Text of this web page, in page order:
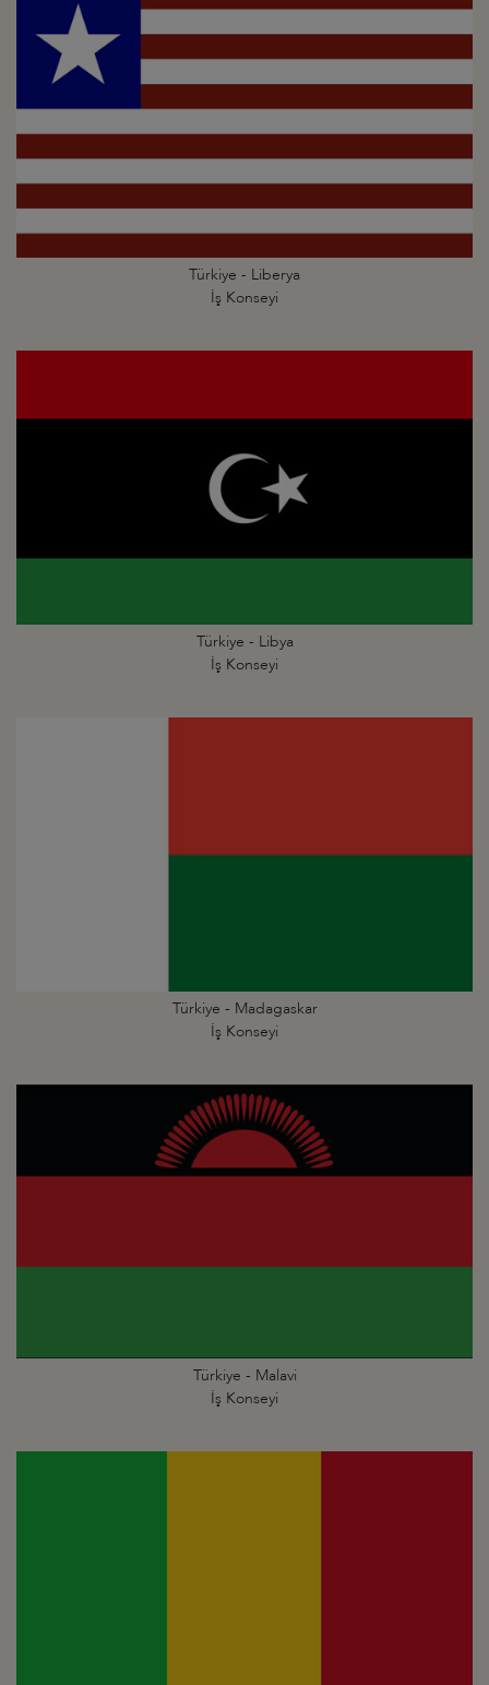
Türkiye - Liberya
İş Konseyi
Türkiye - Libya
İş Konseyi
Türkiye - Madagaskar
İş Konseyi
Türkiye - Malavi
İş Konseyi